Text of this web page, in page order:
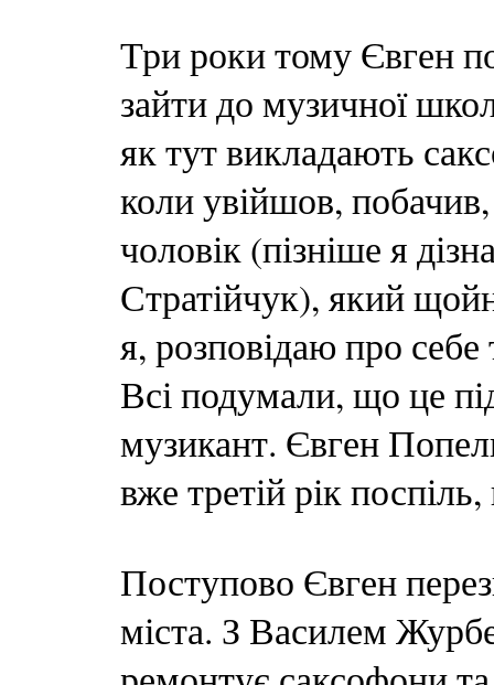
Три роки тому Євген
зайти до музичної
як тут викладають
коли увійшов,
чоловік (пізніше я
Стратійчук), який
я, розповідаю про
Всі подумали, що це
музикант. Євген
вже третій рік
Поступово Євген
міста. З Василем